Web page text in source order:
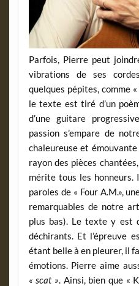
Parfois, Pierre peut
vibrations de ses
quelques pépites, comme «
le texte est tiré d’un
d’une guitare
passion s’empare de
chaleureuse et
rayon des pièces
mérite tous les honneurs.
paroles de « Four A.M.»,
remarquables de notre
plus bas). Le texte y est
déchirants. Et l’épreuve
étant belle à en pleurer, il
émotions. Pierre aime
« scat ». Ainsi, bien que «